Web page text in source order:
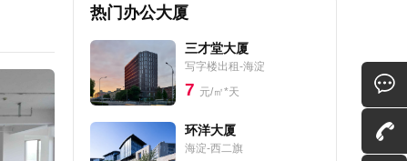
热门办公大厦
三才堂大厦
写字楼出租-海淀
7 元/㎡*天
环洋大厦
海淀-西二旗